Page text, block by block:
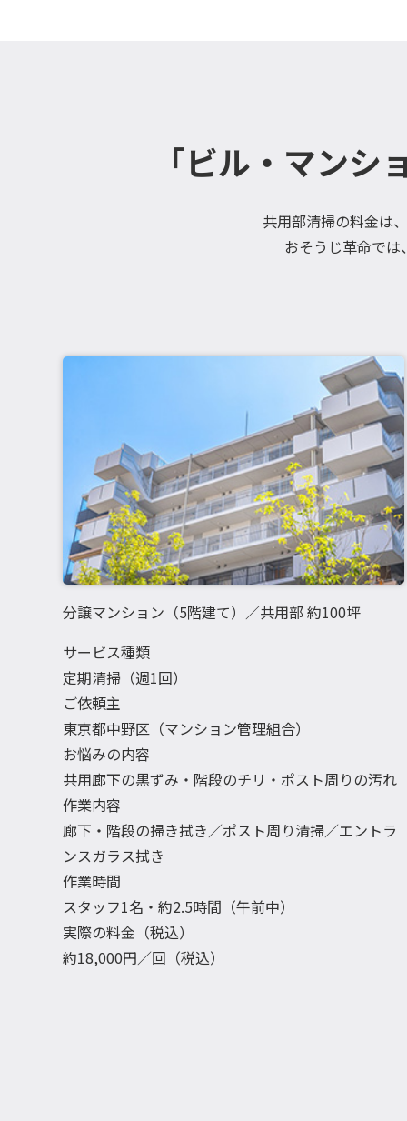
「ビル・マン
共用部清掃の料金は
おそうじ革命で
分譲マンション（5階建て）／共用部 約100坪
サービス種類
定期清掃（週1回）
ご依頼主
東京都中野区（マンション管理組合）
お悩みの内容
共用廊下の黒ずみ・階段のチリ・ポスト周りの汚れ
作業内容
廊下・階段の掃き拭き／ポスト周り清掃／エントラ
ンスガラス拭き
作業時間
スタッフ1名・約2.5時間（午前中）
実際の料金（税込）
約18,000円／回（税込）